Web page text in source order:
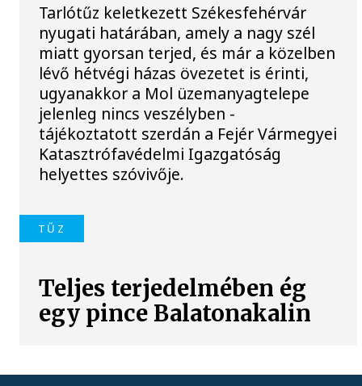
Tarlótűz keletkezett Székesfehérvár
nyugati határában, amely a nagy szél
miatt gyorsan terjed, és már a közelben
lévő hétvégi házas övezetet is érinti,
ugyanakkor a Mol üzemanyagtelepe
jelenleg nincs veszélyben -
tájékoztatott szerdán a Fejér Vármegyei
Katasztrófavédelmi Igazgatóság
helyettes szóvivője.
TŰZ
Teljes terjedelmében ég
egy pince Balatonakalin